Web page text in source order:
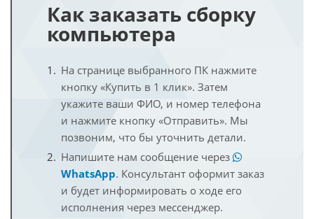
Как заказать сборку
компьютера
На странице выбранного ПК нажмите
кнопку «Купить в 1 клик». Затем
укажите ваши ФИО, и номер телефона
и нажмите кнопку «Отправить». Мы
позвоним, что бы уточнить детали.
Напишите нам сообщение через
WhatsApp. Консультант оформит заказ
и будет информировать о ходе его
исполнения через мессенджер.